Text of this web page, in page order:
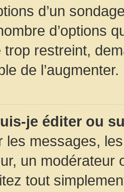
d’un
d’options
restreint,
de l’augmenter.
je éditer ou
les messages,
un modérateur
tout